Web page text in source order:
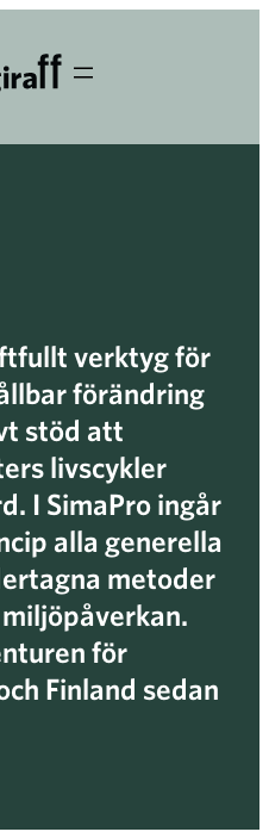
verktyg för
förändring
stöd att
livscykler
I SimaPro ingår
alla generella
metoder
för
Finland sedan